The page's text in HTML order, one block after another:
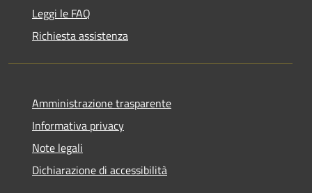
Leggi le FAQ
Richiesta assistenza
Amministrazione trasparente
Informativa privacy
Note legali
Dichiarazione di accessibilità